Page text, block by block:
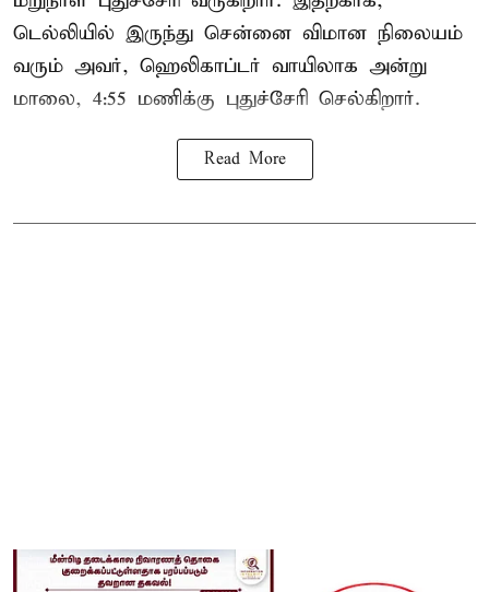
டெல்லியில் இருந்து சென்னை விமான நிலையம்
வரும் அவர், ஹெலிகாப்டர் வாயிலாக அன்று
மாலை, 4:55 மணிக்கு புதுச்சேரி செல்கிறார்.
Read More